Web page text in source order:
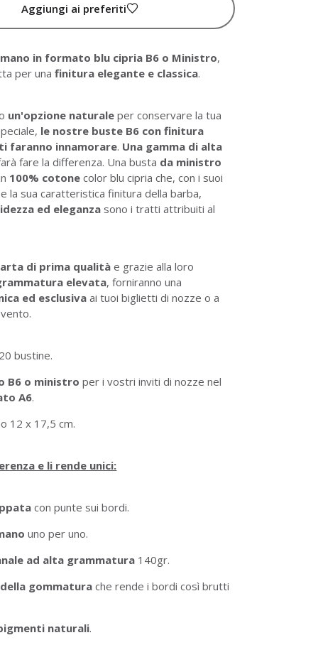
Aggiungi ai preferiti
in formato blu cipria B6 o Ministro,
per unafinitura elegante e classica.
un'opzione naturale per conservare la tua
le nostre buste B6 con finitura
faranno innamorare. Una gamma di alta
fare la differenza. Una busta da ministro
100% cotone color blu cipria che, con i suoi
la sua caratteristica finitura della barba,
ed eleganza sono i tratti attribuiti al
di prima qualitàe grazie alla loro
elevata, forniranno una
ed esclusiva ai tuoi biglietti di nozze o a
bustine.
B6 o ministro per i vostri inviti di nozze nel
A6.
12 x 17,5 cm.
e li rende unici:
con punte sui bordi.
uno per uno.
ad alta grammatura 140gr.
gommaturache rende i bordi così brutti
naturali.